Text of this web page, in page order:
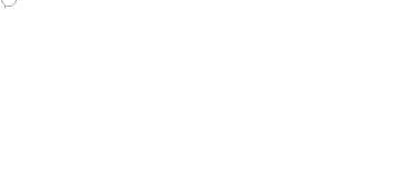
교차로 부분에 빛 반사 안내판을 설치했습니다.비록 날씨는